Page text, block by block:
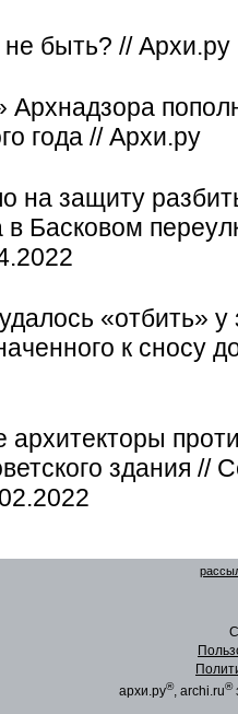
быть? // Архи.ру
Архнадзора
года // Архи.ру
на защиту
Басковом
«отбить»
к сносу
архитекторы
здания //
архи.ру®, archi.ru®